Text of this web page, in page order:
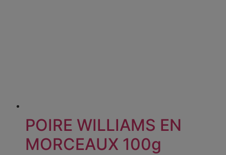
POIRE WILLIAMS EN
MORCEAUX 100g